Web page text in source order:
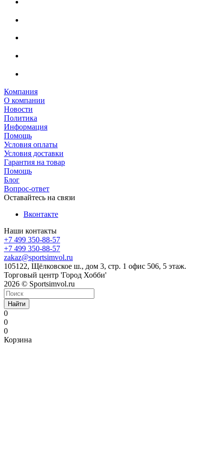
Компания
О компании
Новости
Политика
Информация
Помощь
Условия оплаты
Условия доставки
Гарантия на товар
Помощь
Блог
Вопрос-ответ
Оставайтесь на связи
Вконтакте
Наши контакты
+7 499 350-88-57
+7 499 350-88-57
zakaz@sportsimvol.ru
105122, Щёлковское ш., дом 3, стр. 1 офис 506, 5 этаж.
Торговый центр 'Город Хобби'
2026 © Sportsimvol.ru
Найти
0
0
0
Корзина